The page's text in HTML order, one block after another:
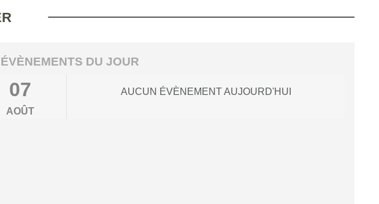
DU JOUR
07
AOÛT
AUCUN ÉVÈNEMENT AUJOURD'HUI